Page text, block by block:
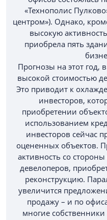
«Технополис
центром»). Однако,
высокую
приобрела пять
Прогнозы на этот год,
высокой стоимостью
Это приводит к
инвесторов,
приобретении
использованием
инвесторов сейчас
оцененных объектов.
активность со
девелоперов,
реконструкцию.
увеличится
продажу – и по
многие